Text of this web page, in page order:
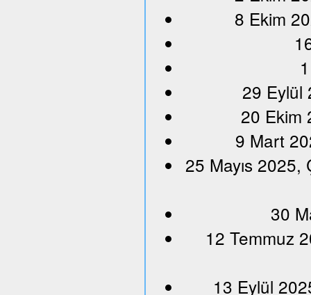
8 Ekim
29 Eylül
20 Ekim
9 Mart
25 Mayıs
30
12 Temmuz
13 Eylül